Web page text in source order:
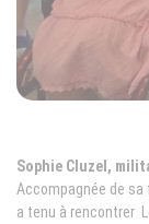
Sophie Cluzel,
Accompagnée de sa
a tenu à rencontrer